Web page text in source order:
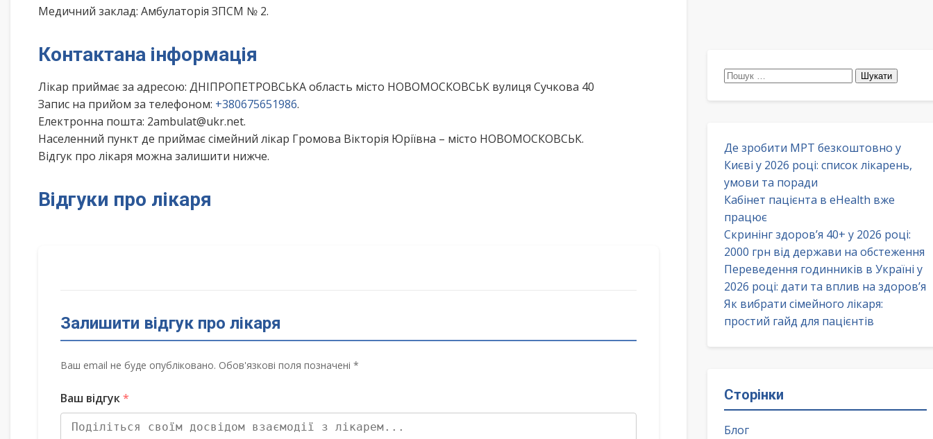
Медичний заклад: Амбулаторія ЗПСМ № 2.
Контактана інформація
Лікар приймає за адресою: ДНІПРОПЕТРОВСЬКА область місто НОВОМОСКОВСЬК вулиця Сучкова 40
Запис на прийом за телефоном: +380675651986.
Електронна пошта: 2ambulat@ukr.net.
Населенний пункт де приймає сімейний лікар Громова Вікторія Юріївна – місто НОВОМОСКОВСЬК.
Відгук про лікаря можна залишити нижче.
Відгуки про лікаря
Залишити відгук про лікаря
Ваш email не буде опубліковано. Обов'язкові поля позначені *
Ваш відгук*
Пошук:
Де зробити МРТ безкоштовно у
Києві у 2026 році: список лікарень,
умови та поради
Кабінет пацієнта в eHealth вже
працює
Скринінг здоров’я 40+ у 2026 році:
2000 грн від держави на обстеження
Переведення годинників в Україні у
2026 році: дати та вплив на здоров’я
Як вибрати сімейного лікаря:
простий гайд для пацієнтів
Сторінки
Блог